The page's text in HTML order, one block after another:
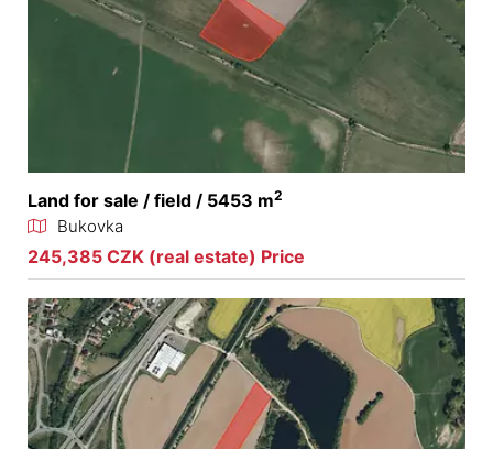
Land for sale / field / 5453 m2
Bukovka
245,385 CZK (real estate) Price